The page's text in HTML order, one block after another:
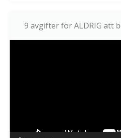
9 avgifter för ALDRIG att